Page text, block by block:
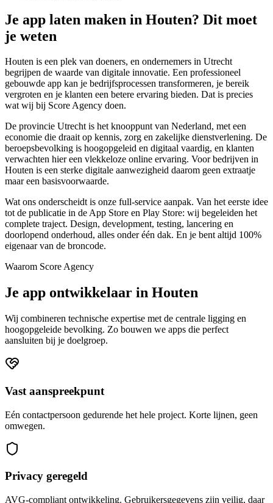
Je app laten maken in Houten? Dit moet
je weten
Houten is een plek van doeners, en ondernemers in Utrecht
begrijpen de waarde van digitale innovatie. Een professioneel
gebouwde app kan je bedrijfsprocessen transformeren, je bereik
vergroten en je klanten een betere ervaring bieden. Dat is precies
wat wij bij Score Agency doen.
De provincie Utrecht is het knooppunt van Nederland, met een
economie die draait op kennis, zorg en zakelijke dienstverlening. De
beroepsbevolking is hoogopgeleid en digitaal vaardig, en klanten
verwachten hier een vlekkeloze online ervaring. Voor bedrijven in
Houten is een sterke digitale aanwezigheid daarom geen extraatje
maar een basisvoorwaarde.
Wat ons onderscheidt is onze full-service aanpak. Van het eerste idee
tot de publicatie in de App Store en Play Store: wij begeleiden het
complete traject. Design, development, testing, lancering en
doorlopend onderhoud, alles onder één dak. En je bent altijd 100%
eigenaar van de broncode.
Waarom Score Agency
Je app ontwikkelaar in Houten
Wij combineren technische expertise met de centrale ligging en
hoogopgeleide bevolking. Zo bouwen we apps die perfect
aansluiten bij je doelgroep.
Vast aanspreekpunt
Eén contactpersoon gedurende het hele project. Korte lijnen, geen
omwegen.
Privacy geregeld
AVG-compliant ontwikkeling. Gebruikersgegevens zijn veilig, daar